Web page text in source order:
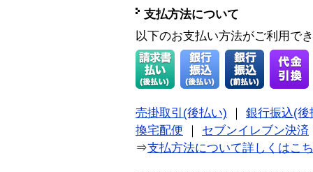
支払方法について
以下のお支払い方法がご利用で
売掛取引(後払い)
銀行振込(後
換宅配便
セブンイレブン決済
⇒支払方法について詳しくはこ